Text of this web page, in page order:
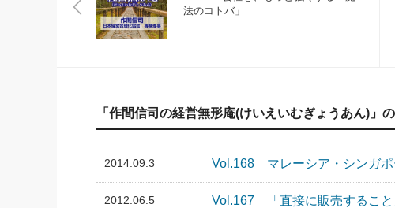
法のコトバ」
「作間信司の経営無形庵(けいえいむぎょうあん)」
2014.09.3 Vol.168 マレーシア・シンガポ
2012.06.5 Vol.167 「直接に販売すること